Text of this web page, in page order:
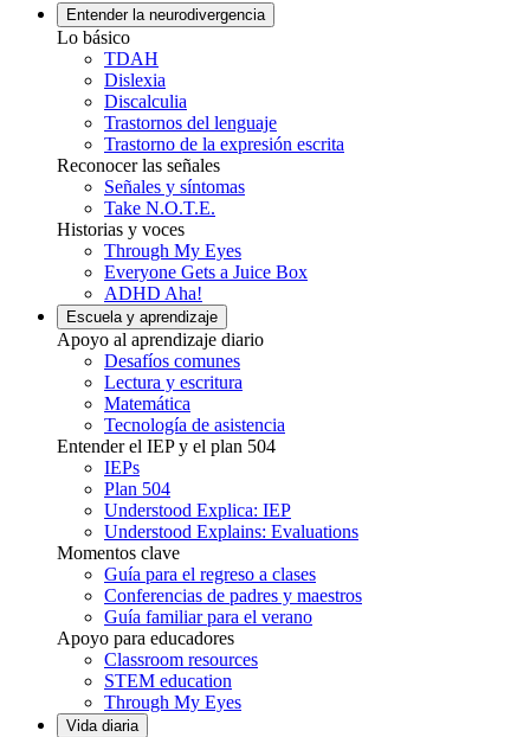
Entender la neurodivergencia
Lo básico
TDAH
Dislexia
Discalculia
Trastornos del lenguaje
Trastorno de la expresión escrita
Reconocer las señales
Señales y síntomas
Take N.O.T.E.
Historias y voces
Through My Eyes
Everyone Gets a Juice Box
ADHD Aha!
Escuela y aprendizaje
Apoyo al aprendizaje diario
Desafíos comunes
Lectura y escritura
Matemática
Tecnología de asistencia
Entender el IEP y el plan 504
IEPs
Plan 504
Understood Explica: IEP
Understood Explains: Evaluations
Momentos clave
Guía para el regreso a clases
Conferencias de padres y maestros
Guía familiar para el verano
Apoyo para educadores
Classroom resources
STEM education
Through My Eyes
Vida diaria